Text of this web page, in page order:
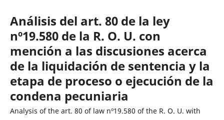
Análisis del art. 80 de la ley
nº19.580 de la R. O. U. con
mención a las discusiones acerca
de la liquidación de sentencia y la
etapa de proceso o ejecución de la
condena pecuniaria
Analysis of the art. 80 of law nº19.580 of the R. O. U. with